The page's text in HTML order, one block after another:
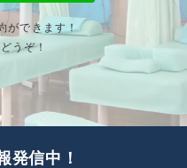
ができます！
うぞ！
発信中！